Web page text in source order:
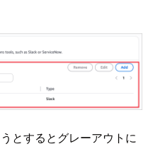
とするとグレーアウトに